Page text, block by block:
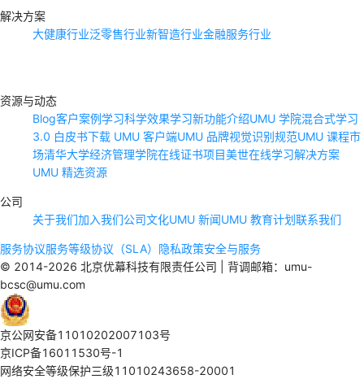
解决方案
大健康行业泛零售行业新智造行业金融服务行业
资源与动态
Blog客户案例学习科学效果学习新功能介绍UMU 学院混合式学习
3.0 白皮书下载 UMU 客户端UMU 品牌视觉识别规范UMU 课程市
场清华大学经济管理学院在线证书项目美世在线学习解决方案
UMU 精选资源
公司
关于我们加入我们公司文化UMU 新闻UMU 教育计划联系我们
服务协议服务等级协议（SLA） 隐私政策安全与服务
© 2014-2026 北京优幕科技有限责任公司 | 背调邮箱：umu-
bcsc@umu.com
京公网安备11010202007103号
京ICP备16011530号-1
网络安全等级保护三级11010243658-20001